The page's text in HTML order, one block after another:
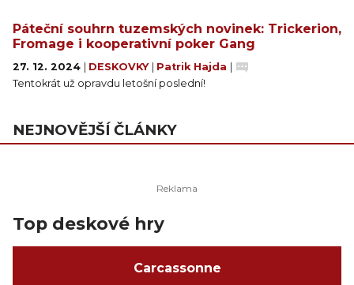
Páteční souhrn tuzemských novinek: Trickerion,
Fromage i kooperativní poker Gang
27. 12. 2024 DESKOVKY Patrik Hajda
Tentokrát už opravdu letošní poslední!
NEJNOVĚJŠÍ ČLÁNKY
Top deskové hry
Carcassonne